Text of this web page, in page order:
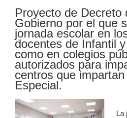
encuentra
usted
aquí
Proyecto de Decreto
Gobierno por el que
jornada escolar en
docentes de Infantil
como en colegios
autorizados para
centros que
Especial.
La